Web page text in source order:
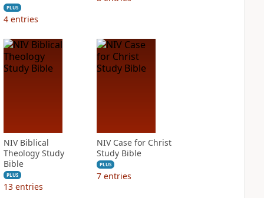
PLUS
4 entries
NIV Biblical
Theology Study
Bible
PLUS
13 entries
NIV Case for Christ
Study Bible
PLUS
7 entries